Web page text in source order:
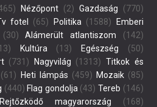
Nézőpont(2) Gazdaság (770)
fotel (65) Politika (1588)
Emberi
Alámerült atlantiszom (142)
Kultúra (13) Egészség (50)
(731) Nagyvilág (1313) Titkok és
(61) Heti lámpás (459) Mozaik(85)
(440) Flag gondolja (43) Tereb (146)
Rejtőzködő magyarország (168)